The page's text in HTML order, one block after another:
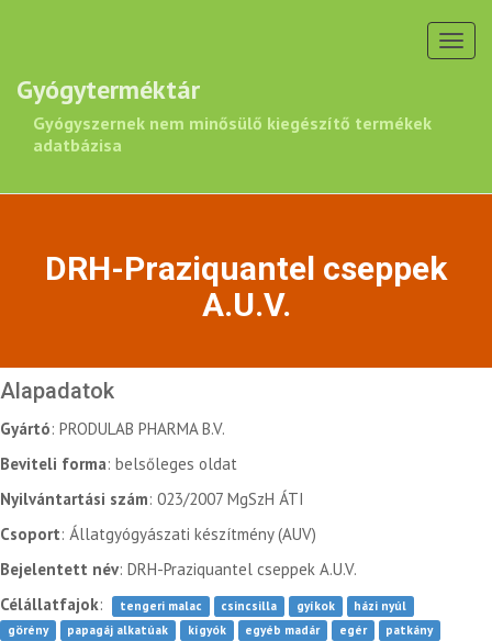
Gyógyterméktár
Gyógyszernek nem minősülő kiegészítő termékek
adatbázisa
DRH-Praziquantel cseppek
A.U.V.
Alapadatok
Gyártó: PRODULAB PHARMA B.V.
Beviteli forma: belsőleges oldat
Nyilvántartási szám: 023/2007 MgSzH ÁTI
Csoport: Állatgyógyászati készítmény (AUV)
Bejelentett név: DRH-Praziquantel cseppek A.U.V.
Célállatfajok: tengeri malac csincsilla gyíkok
házi nyúl
görény
papagáj alkatúak kígyók egyéb madár egér
patkány